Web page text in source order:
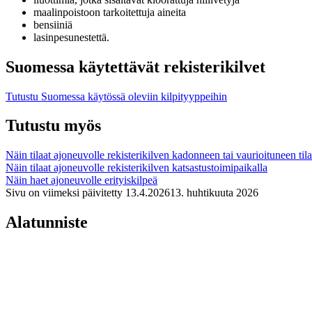
maalinpoistoon tarkoitettuja aineita
bensiiniä
lasinpesunestettä.
Suomessa käytettävät rekisterikilvet
Tutustu Suomessa käytössä oleviin kilpityyppeihin
Tutustu myös
Näin tilaat ajoneuvolle rekisterikilven kadonneen tai vaurioituneen
Näin tilaat ajoneuvolle rekisterikilven katsastustoimipaikalla
Näin haet ajoneuvolle erityiskilpeä
Sivu on viimeksi päivitetty 13.4.202613. huhtikuuta 2026
Alatunniste